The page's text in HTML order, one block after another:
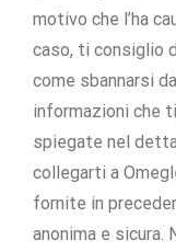
motivo che l’ha
caso, ti consiglio
come sbannarsi
informazioni che
spiegate nel
collegarti a
fornite in
anonima e sicura.